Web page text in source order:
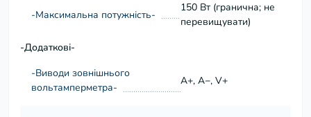
-Максимальна потужність-
150 Вт (гранична; не
перевищувати)
-Додаткові-
-Виводи зовнішнього
вольтамперметра-
A+, A−, V+